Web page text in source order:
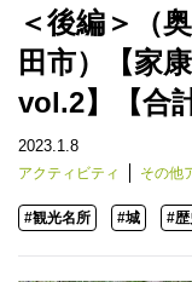
＜後編＞（
田市）【家
vol.2】【合
2023.1.8
アクティビティ その他
#観光名所 #城 #歴